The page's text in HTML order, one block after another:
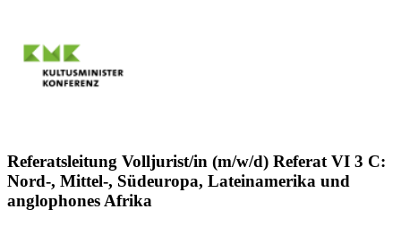
Referatsleitung Volljurist/in (m/w/d) Referat VI 3 C:
Nord-, Mittel-, Südeuropa, Lateinamerika und
anglophones Afrika